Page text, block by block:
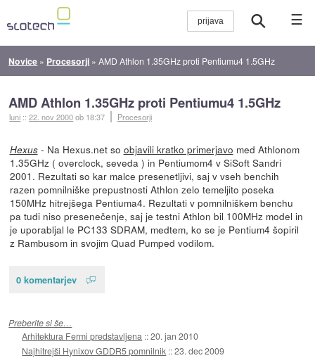
☰
Novice » Procesorji »AMD Athlon 1.35GHz proti Pentiumu4 1.5GHz
AMD Athlon 1.35GHz proti Pentiumu4 1.5GHz
luni ::22. nov 2000ob 18:37 Procesorji
Hexus- Na Hexus.net so objavili kratko primerjavo med Athlonom
1.35GHz ( overclock, seveda ) in Pentiumom4 v SiSoft Sandri
2001. Rezultati so kar malce presenetljivi, saj v vseh benchih
razen pomnilniške prepustnosti Athlon zelo temeljito poseka
150MHz hitrejšega Pentiuma4. Rezultati v pomnilniškem benchu
pa tudi niso presenečenje, saj je testni Athlon bil 100MHz model in
je uporabljal le PC133 SDRAM, medtem, ko se je Pentium4 šopiril
z Rambusom in svojim Quad Pumped vodilom.
0 komentarjev
Preberite si še…
Arhitektura Fermi predstavljena ::20. jan 2010
Najhitrejši Hynixov GDDR5 pomnilnik ::23. dec 2009